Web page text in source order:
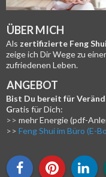
ÜBER MICH
Als zertifizierte Feng
zeige ich Dir Wege zu
zufriedenen Leben.
ANGEBOT
Bist Du bereit für
Gratis für Dich:
>> mehr Energie(pdf-
>> Feng Shui im Büro (E-